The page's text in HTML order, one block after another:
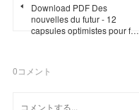
Download PDF Des
nouvelles du futur - 12
capsules optimistes pour f…
0コメント